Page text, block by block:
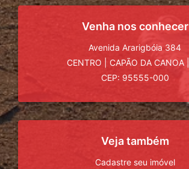
Venha nos conhecer
Avenida Ararigbóia 384
CENTRO
CAPÃO DA CANOA
CEP: 95555-000
Veja também
Cadastre seu imóvel